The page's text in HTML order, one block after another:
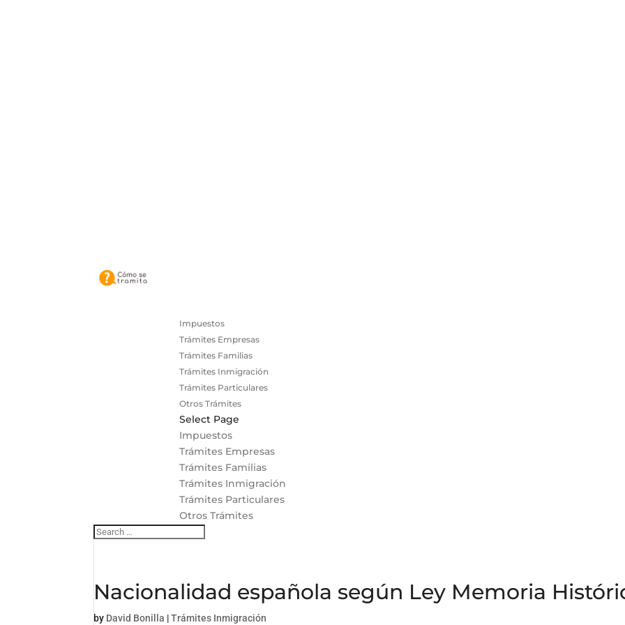
Impuestos
Trámites Empresas
Trámites Familias
Trámites Inmigración
Trámites Particulares
Otros Trámites
Select Page
Impuestos
Trámites Empresas
Trámites Familias
Trámites Inmigración
Trámites Particulares
Otros Trámites
Nacionalidad española según Ley Memoria
by David Bonilla |Trámites Inmigración